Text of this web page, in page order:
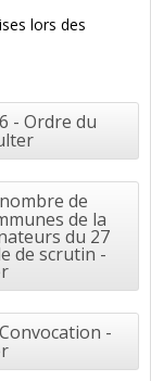
lors des
- Ordre du
de
de la
du 27
de scrutin -
-